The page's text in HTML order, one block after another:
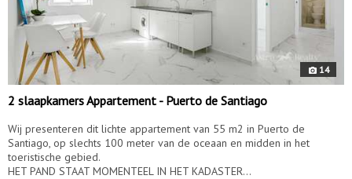
14
2 slaapkamers Appartement - Puerto de Santiago
Wij presenteren dit lichte appartement van 55 m2 in Puerto de
Santiago, op slechts 100 meter van de oceaan en midden in het
toeristische gebied.
HET PAND STAAT MOMENTEEL IN HET KADASTER...